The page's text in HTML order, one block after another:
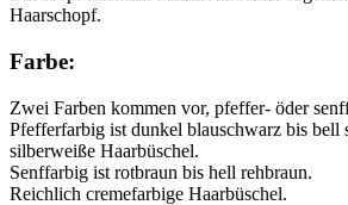
Haarschopf.
Farbe:
Zwei Farben kommen vor, pfeffer- öder
Pfefferfarbig ist dunkel blauschwarz bis bell
silberweiße Haarbüschel.
Senffarbig ist rotbraun bis hell rehbraun.
Reichlich cremefarbige Haarbüschel.